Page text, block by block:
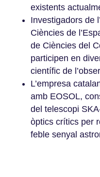
existents
Investigadors de
Ciències de
de Ciències del
participen en
científic de
L’empresa
amb EOSOL,
del telescopi
òptics crítics per
feble senyal